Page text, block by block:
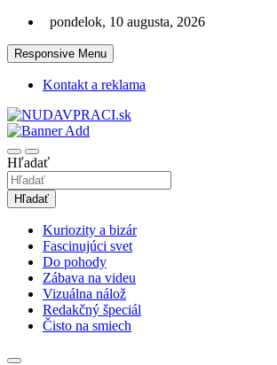
Skip
content
pondelok, 10 augusta, 2026
Responsive Menu
Kontakt a reklama
nudaVpráci.sk
Hľadať
Hľadať
Kuriozity a bizár
Fascinujúci svet
Do pohody
Zábava na videu
Vizuálna nálož
Redakčný špeciál
Čisto na smiech